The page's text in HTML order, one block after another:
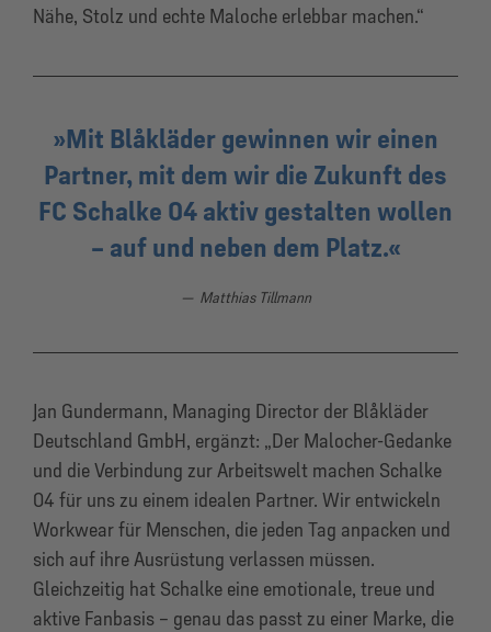
Nähe, Stolz und echte Maloche erlebbar machen.“
Mit Blåkläder gewinnen wir einen
Partner, mit dem wir die Zukunft des
FC Schalke 04 aktiv gestalten wollen
– auf und neben dem Platz.
Matthias Tillmann
Jan Gundermann, Managing Director der Blåkläder
Deutschland GmbH, ergänzt: „Der Malocher-Gedanke
und die Verbindung zur Arbeitswelt machen Schalke
04 für uns zu einem idealen Partner. Wir entwickeln
Workwear für Menschen, die jeden Tag anpacken und
sich auf ihre Ausrüstung verlassen müssen.
Gleichzeitig hat Schalke eine emotionale, treue und
aktive Fanbasis – genau das passt zu einer Marke, die